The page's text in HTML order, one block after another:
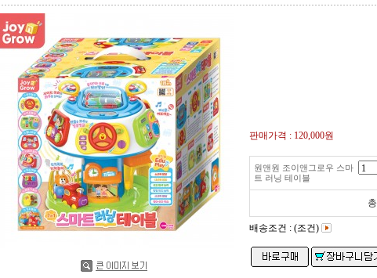
판매가격 : 120,000원
원앤원 조이앤그로우 스마
트 러닝 테이블
배송조건 : (조건)